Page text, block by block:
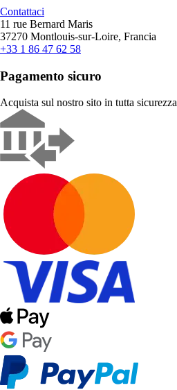
Contattaci
11 rue Bernard Maris
37270 Montlouis-sur-Loire, Francia
+33 1 86 47 62 58
Pagamento sicuro
Acquista sul nostro sito in tutta sicurezza